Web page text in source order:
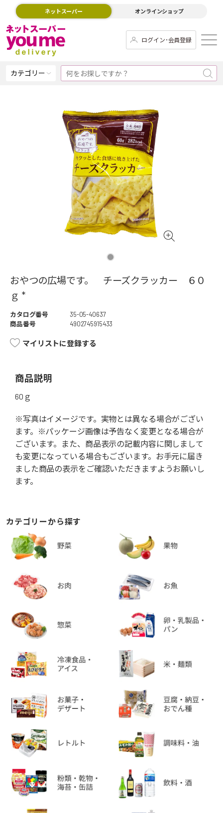
ネットスーパー オンラインショップ
ログイン･会員登録
カテゴリー
おやつの広場です。 チーズクラッカー ６０
ｇ *
カタログ番号
35-05-40637
商品番号
4902745915433
マイリストに登録する
商品説明
60ｇ
※写真はイメージです。実物とは異なる場合がござい
ます。※パッケージ画像は予告なく変更となる場合が
ございます。また、商品表示の記載内容に関しまして
も変更になっている場合もございます。お手元に届き
ました商品の表示をご確認いただきますようお願いし
ます。
カテゴリーから探す